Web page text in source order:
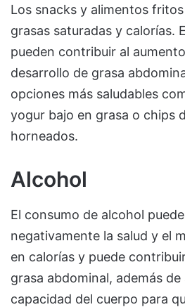
Los snacks y alimentos
grasas saturadas y calorías.
pueden contribuir al
desarrollo de grasa
opciones más saludables
yogur bajo en grasa o chips
horneados.
Alcohol
El consumo de alcohol
negativamente la salud y el
en calorías y puede
grasa abdominal, además
capacidad del cuerpo para